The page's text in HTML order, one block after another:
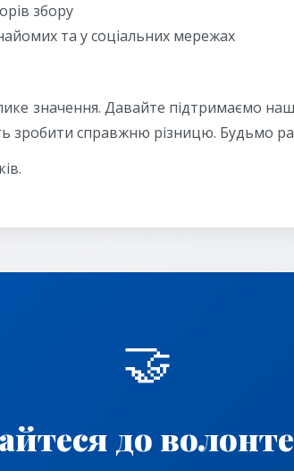
збору
та у соціальних мережах
значення. Давайте підтримаємо
зробити справжню різницю. Будьмо
🤝
до